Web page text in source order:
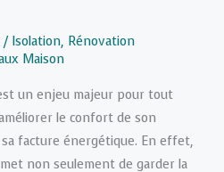
/ Isolation, Rénovation
Maison
un enjeu majeur pour tout
le confort de son
facture énergétique. En effet,
non seulement de garder la